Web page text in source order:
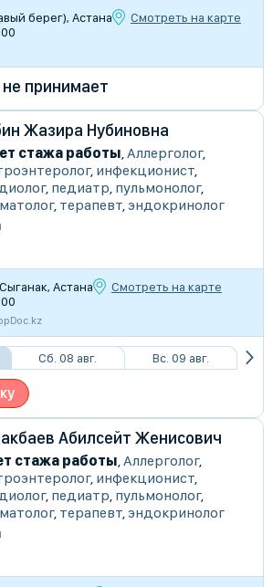
берег), Астана
Смотреть на карте
принимает
Жазира Нубиновна
стажа работы,Аллерголог,
, инфекционист,
, педиатр, пульмонолог,
, терапевт, эндокринолог
Астана
Смотреть на карте
Сб. 08 авг. Вс. 09 авг.
Абилсейт Женисович
стажа работы,Аллерголог,
, инфекционист,
, педиатр, пульмонолог,
, терапевт, эндокринолог